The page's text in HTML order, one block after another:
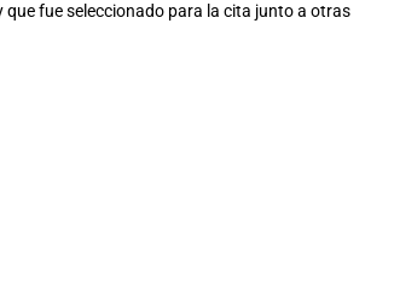
que fue seleccionado para la cita junto a otras